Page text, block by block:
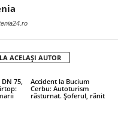
ACELAȘI AUTOR
75,
Accident la Bucium
Cerbu: Autoturism
răsturnat. Șoferul, rănit